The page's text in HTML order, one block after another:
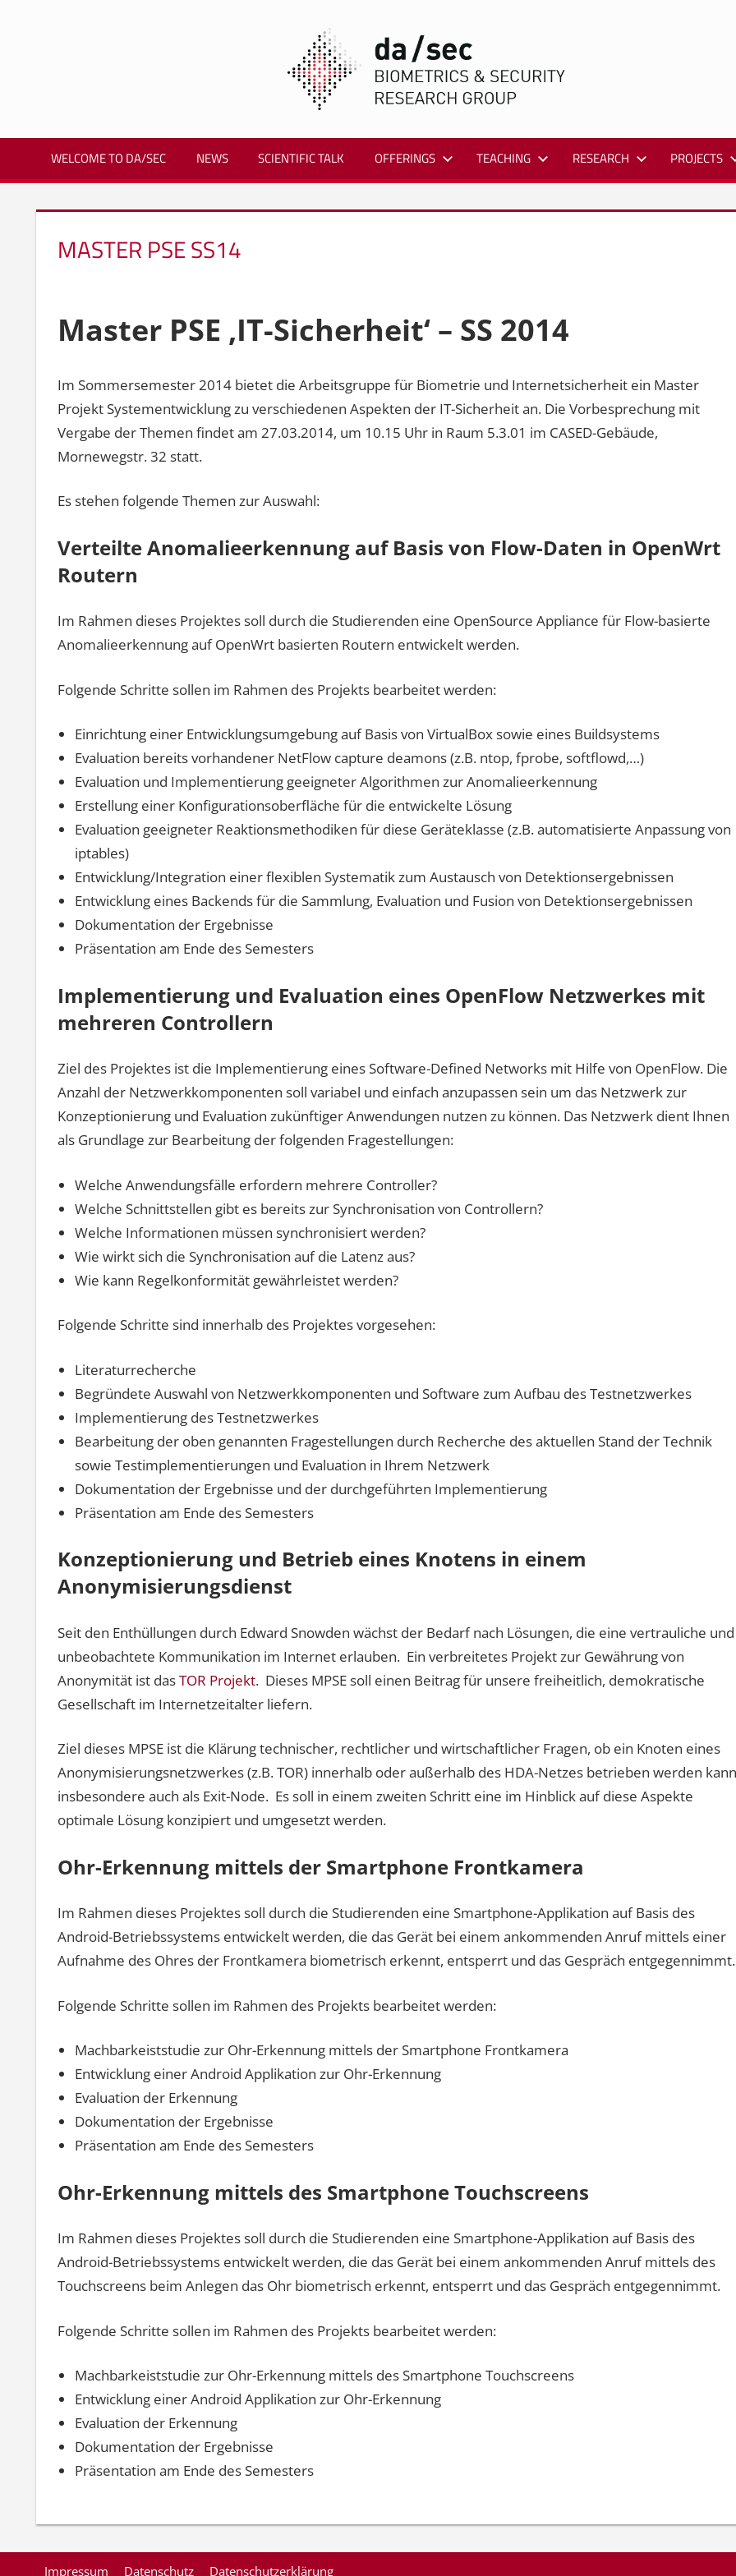
and
Internet
Security
Research
WELCOME TO DA/SEC NEWS SCIENTIFIC TALK OFFERINGS TEACHING RESEARCH PROJECTS
MASTER PSE SS14
Master PSE ‚IT-Sicherheit‘ – SS 2014
Im Sommersemester 2014 bietet die Arbeitsgruppe für Biometrie und Internetsicherheit ein Master
Projekt Systementwicklung zu verschiedenen Aspekten der IT-Sicherheit an. Die Vorbesprechung mit
Vergabe der Themen findet am 27.03.2014, um 10.15 Uhr in Raum 5.3.01 im CASED-Gebäude,
Mornewegstr. 32 statt.
Es stehen folgende Themen zur Auswahl:
Verteilte Anomalieerkennung auf Basis von Flow-Daten in OpenWrt
Routern
Im Rahmen dieses Projektes soll durch die Studierenden eine OpenSource Appliance für Flow-basierte
Anomalieerkennung auf OpenWrt basierten Routern entwickelt werden.
Folgende Schritte sollen im Rahmen des Projekts bearbeitet werden:
Einrichtung einer Entwicklungsumgebung auf Basis von VirtualBox sowie eines Buildsystems
Evaluation bereits vorhandener NetFlow capture deamons (z.B. ntop, fprobe, softflowd,…)
Evaluation und Implementierung geeigneter Algorithmen zur Anomalieerkennung
Erstellung einer Konfigurationsoberfläche für die entwickelte Lösung
Evaluation geeigneter Reaktionsmethodiken für diese Geräteklasse (z.B. automatisierte Anpassung von
iptables)
Entwicklung/Integration einer flexiblen Systematik zum Austausch von Detektionsergebnissen
Entwicklung eines Backends für die Sammlung, Evaluation und Fusion von Detektionsergebnissen
Dokumentation der Ergebnisse
Präsentation am Ende des Semesters
Implementierung und Evaluation eines OpenFlow Netzwerkes mit
mehreren Controllern
Ziel des Projektes ist die Implementierung eines Software-Defined Networks mit Hilfe von OpenFlow. Die
Anzahl der Netzwerkkomponenten soll variabel und einfach anzupassen sein um das Netzwerk zur
Konzeptionierung und Evaluation zukünftiger Anwendungen nutzen zu können. Das Netzwerk dient Ihnen
als Grundlage zur Bearbeitung der folgenden Fragestellungen:
Welche Anwendungsfälle erfordern mehrere Controller?
Welche Schnittstellen gibt es bereits zur Synchronisation von Controllern?
Welche Informationen müssen synchronisiert werden?
Wie wirkt sich die Synchronisation auf die Latenz aus?
Wie kann Regelkonformität gewährleistet werden?
Folgende Schritte sind innerhalb des Projektes vorgesehen:
Literaturrecherche
Begründete Auswahl von Netzwerkkomponenten und Software zum Aufbau des Testnetzwerkes
Implementierung des Testnetzwerkes
Bearbeitung der oben genannten Fragestellungen durch Recherche des aktuellen Stand der Technik
sowie Testimplementierungen und Evaluation in Ihrem Netzwerk
Dokumentation der Ergebnisse und der durchgeführten Implementierung
Präsentation am Ende des Semesters
Konzeptionierung und Betrieb eines Knotens in einem
Anonymisierungsdienst
Seit den Enthüllungen durch Edward Snowden wächst der Bedarf nach Lösungen, die eine vertrauliche und
unbeobachtete Kommunikation im Internet erlauben. Ein verbreitetes Projekt zur Gewährung von
Anonymität ist dasTOR Projekt. Dieses MPSE soll einen Beitrag für unsere freiheitlich, demokratische
Gesellschaft im Internetzeitalter liefern.
Ziel dieses MPSE ist die Klärung technischer, rechtlicher und wirtschaftlicher Fragen, ob ein Knoten eines
Anonymisierungsnetzwerkes (z.B. TOR) innerhalb oder außerhalb des HDA-Netzes betrieben werden
insbesondere auch als Exit-Node. Es soll in einem zweiten Schritt eine im Hinblick auf diese Aspekte
optimale Lösung konzipiert und umgesetzt werden.
Ohr-Erkennung mittels der Smartphone Frontkamera
Im Rahmen dieses Projektes soll durch die Studierenden eine Smartphone-Applikation auf Basis des
Android-Betriebssystems entwickelt werden, die das Gerät bei einem ankommenden Anruf mittels einer
Aufnahme des Ohres der Frontkamera biometrisch erkennt, entsperrt und das Gespräch entgegennimmt.
Folgende Schritte sollen im Rahmen des Projekts bearbeitet werden:
Machbarkeiststudie zur Ohr-Erkennung mittels der Smartphone Frontkamera
Entwicklung einer Android Applikation zur Ohr-Erkennung
Evaluation der Erkennung
Dokumentation der Ergebnisse
Präsentation am Ende des Semesters
Ohr-Erkennung mittels des Smartphone Touchscreens
Im Rahmen dieses Projektes soll durch die Studierenden eine Smartphone-Applikation auf Basis des
Android-Betriebssystems entwickelt werden, die das Gerät bei einem ankommenden Anruf mittels des
Touchscreens beim Anlegen das Ohr biometrisch erkennt, entsperrt und das Gespräch entgegennimmt.
Folgende Schritte sollen im Rahmen des Projekts bearbeitet werden:
Machbarkeiststudie zur Ohr-Erkennung mittels des Smartphone Touchscreens
Entwicklung einer Android Applikation zur Ohr-Erkennung
Evaluation der Erkennung
Dokumentation der Ergebnisse
Präsentation am Ende des Semesters
Impressum Datenschutz Datenschutzerklärung